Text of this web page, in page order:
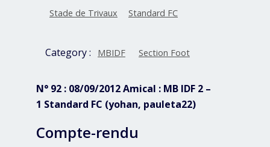
Stade de Trivaux Standard FC
Category : MBIDF Section Foot
N° 92 : 08/09/2012 Amical : MB IDF 2 –
1 Standard FC (yohan, pauleta22)
Compte-rendu